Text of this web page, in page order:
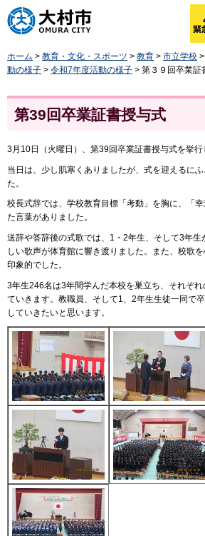
大村市
ホーム > 教育・文化・スポーツ > 教育 > 市立学校 >
動の様子 > 令和7年度活動の様子 > 第３９回卒業証
第39回卒業証書授与式
3月10日（火曜日）、第39回卒業証書授与式を挙行
当日は、少し肌寒くありましたが、式を迎えるに
た。
校長式辞では、学校教育目標「考動」を胸に、「
た言葉がありました。
送辞や答辞後の式歌では、1・2年生、そして3年生
しい歌声が体育館に響き渡りました。また、校歌
印象的でした。
3年生246名は3年間学んだ本校を巣立ち、それぞ
ていきます。教職員、そして1、2年生生徒一同で
していきたいと思います。